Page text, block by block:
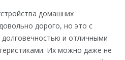
домашних
дорого, но это с
долговечностью и отличными
Их можно даже не